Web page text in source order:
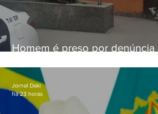
Homem é preso por denúncia
Alcântara
Jornal Daki
há 23 horas